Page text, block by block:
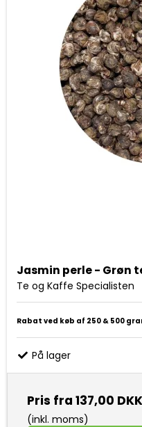
Jasmin perle - Grøn
Te og Kaffe Specialisten
Rabat ved køb af 250 & 500
På lager
Pris fra 137,00 DKK
(inkl. moms)